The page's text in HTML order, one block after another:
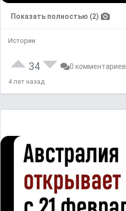
Показать полностью (2)
Истории
34 0 комментариев
4 лет назад